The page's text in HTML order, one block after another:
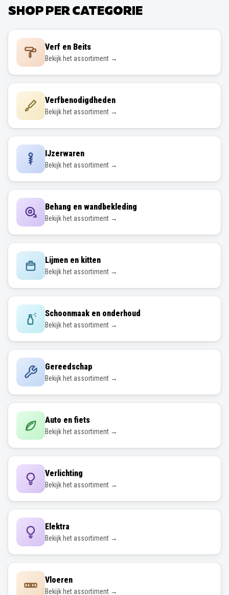
SHOP PER CATEGORIE
Verf en Beits
Bekijk het assortiment →
Verfbenodigdheden
Bekijk het assortiment →
IJzerwaren
Bekijk het assortiment →
Behang en wandbekleding
Bekijk het assortiment →
Lijmen en kitten
Bekijk het assortiment →
Schoonmaak en onderhoud
Bekijk het assortiment →
Gereedschap
Bekijk het assortiment →
Auto en fiets
Bekijk het assortiment →
Verlichting
Bekijk het assortiment →
Elektra
Bekijk het assortiment →
Vloeren
Bekijk het assortiment →